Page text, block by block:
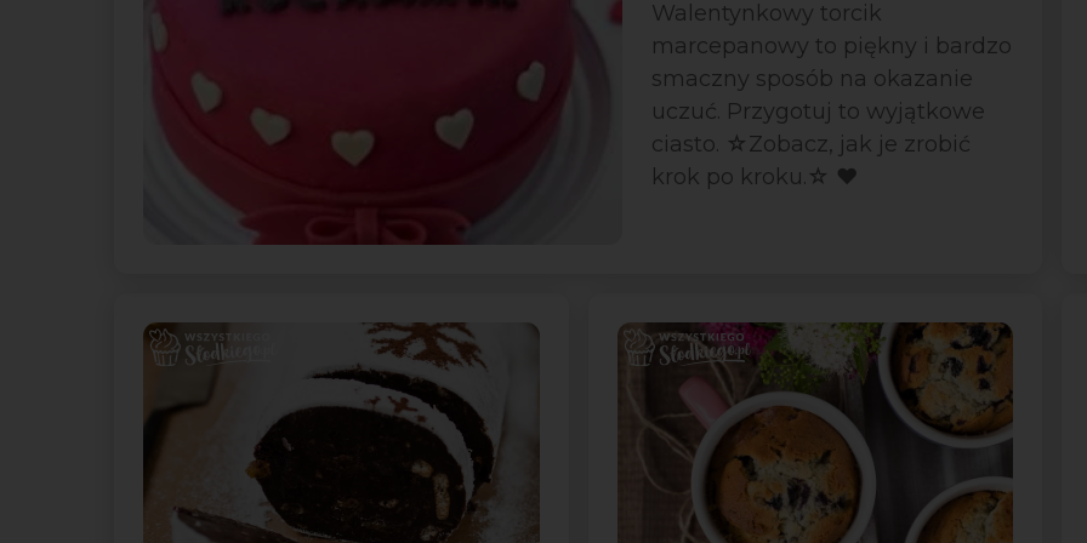
Walentynkowy torcik
marcepanowy to piękny i bardzo
smaczny sposób na okazanie
uczuć. Przygotuj to wyjątkowe
ciasto. ☆Zobacz, jak je zrobić
krok po kroku.☆ ❤️